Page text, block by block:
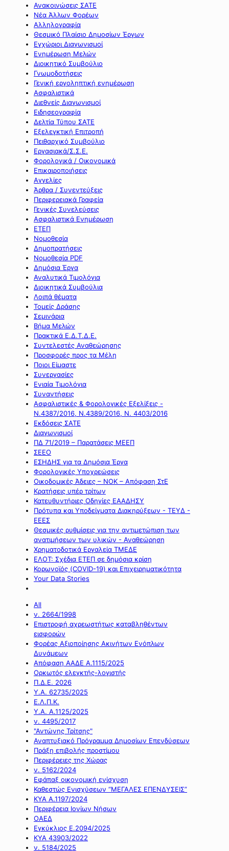
Ανακοινώσεις ΣΑΤΕ
Νέα Άλλων Φορέων
Αλληλογραφία
Θεσμικό Πλαίσιο Δημοσίων Έργων
Εγχώριοι Διαγωνισμοί
Ενημέρωση Μελών
Διοικητικό Συμβούλιο
Γνωμοδοτήσεις
Γενική εργοληπτική ενημέρωση
Ασφαλιστικά
Διεθνείς Διαγωνισμοί
Ειδησεογραφία
Δελτία Τύπου ΣΑΤΕ
Εξελεγκτική Επιτροπή
Πειθαρχικό Συμβούλιο
Εργασιακά/Σ.Σ.Ε.
Φορολογικά / Οικονομικά
Επικαιροποιήσεις
Αγγελίες
Άρθρα / Συνεντεύξεις
Περιφερειακά Γραφεία
Γενικές Συνελεύσεις
Ασφαλιστικά Ενημέρωση
ΕΤΕΠ
Νομοθεσία
Δημοπρατήσεις
Νομοθεσία PDF
Δημόσια Έργα
Αναλυτικά Τιμολόγια
Διοικητικά Συμβούλια
Λοιπά θέματα
Τομείς Δράσης
Σεμινάρια
Βήμα Μελών
Πρακτικά Ε.Δ.Τ.Δ.Ε.
Συντελεστές Αναθεώρησης
Προσφορές προς τα Μέλη
Ποιοι Είμαστε
Συνεργασίες
Ενιαία Τιμολόγια
Συναντήσεις
Ασφαλιστικές & Φορολογικές Εξελίξεις -
Ν.4387/2016, Ν.4389/2016, Ν. 4403/2016
Εκδόσεις ΣΑΤΕ
Διαγωνισμοί
ΠΔ 71/2019 – Παρατάσεις ΜΕΕΠ
ΣΕΕΟ
ΕΣΗΔΗΣ για τα Δημόσια Έργα
Φορολογικές Υποχρεώσεις
Οικοδομικές Άδειες – ΝΟΚ – Απόφαση ΣτΕ
Κρατήσεις υπέρ τρίτων
Κατευθυντήριες Οδηγίες ΕΑΑΔΗΣΥ
Πρότυπα και Υποδείγματα Διακηρύξεων - ΤΕΥΔ -
ΕΕΕΣ
Θεσμικές ρυθμίσεις για την αντιμετώπιση των
ανατιμήσεων των υλικών - Αναθεώρηση
Χρηματοδοτικά Εργαλεία ΤΜΕΔΕ
ΕΛΟΤ: Σχέδια ΕΤΕΠ σε δημόσια κρίση
Κορωνοϊός (COVID-19) και Επιχειρηματικότητα
Your Data Stories
All
ν. 2664/1998
Επιστροφή αχρεωστήτως καταβληθέντων
εισφορών
Φορέας Αξιοποίησης Ακινήτων Ενόπλων
Δυνάμεων
Απόφαση ΑΑΔΕ Α.1115/2025
Ορκωτός ελεγκτής-λογιστής
Π.Δ.Ε. 2026
Υ.Α. 62735/2025
Ε.Λ.Π.Κ.
Υ.Α. Α.1125/2025
ν. 4495/2017
"Αντώνης Τρίτσης"
Αναπτυξιακό Πρόγραμμα Δημοσίων Επενδύσεων
Πράξη επιβολής προστίμου
Περιφέρειες της Χώρας
ν. 5162/2024
Εφάπαξ οικονομική ενίσχυση
Καθεστώς Ενισχύσεων “ΜΕΓΑΛΕΣ ΕΠΕΝΔΥΣΕΙΣ”
ΚΥΑ Α.1197/2024
Περιφέρεια Ιονίων Νήσων
ΟΑΕΔ
Εγκύκλιος Ε.2094/2025
ΚΥΑ 43903/2022
ν. 5184/2025